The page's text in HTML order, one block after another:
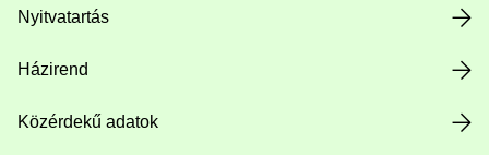
Nyitvatartás
Házirend
Közérdekű adatok